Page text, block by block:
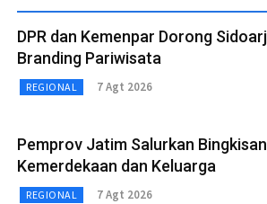
DPR dan Kemenpar Dorong
Branding Pariwisata
REGIONAL 7 Agt 2026
Pemprov Jatim Salurkan
Kemerdekaan dan Keluarga
REGIONAL 7 Agt 2026